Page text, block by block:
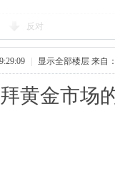
反对
显示全部楼层 来自
黄金市场